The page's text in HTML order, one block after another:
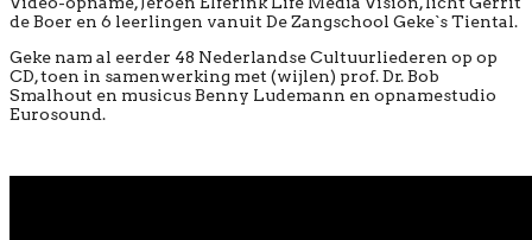
de Boer en 6 leerlingen vanuit De Zangschool Geke`s Tiental.
Geke nam al eerder 48 Nederlandse Cultuurliederen op op
CD, toen in samenwerking met (wijlen) prof. Dr. Bob
Smalhout en musicus Benny Ludemann en opnamestudio
Eurosound.